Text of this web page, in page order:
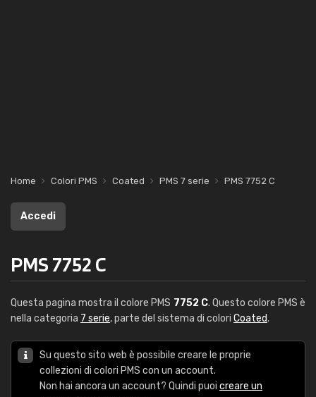
Home Colori PMS Coated PMS 7 serie PMS 7752 C
Accedi
PMS 7752 C
Questa pagina mostra il colore PMS 7752 C. Questo colore PMS è
nella categoria 7 serie, parte del sistema di colori Coated.
Su questo sito web è possibile creare le proprie
collezioni di colori PMS con un account.
Non hai ancora un account? Quindi puoi creare un